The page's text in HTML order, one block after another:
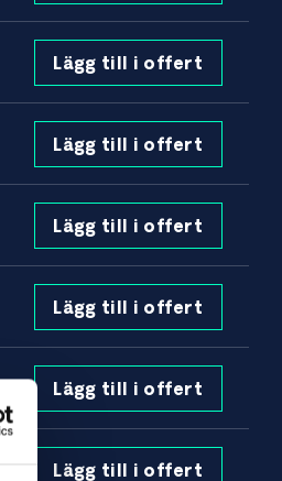
Lägg till i offert
Lägg till i offert
Lägg till i offert
Lägg till i offert
Lägg till i offert
Lägg till i offert